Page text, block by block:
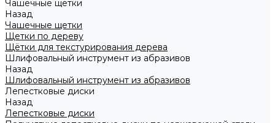
Чашечные щетки
Назад
Чашечные щетки
Щетки по дереву
Щётки для текстурирования дерева
Шлифовальный инструмент из абразивов
Назад
Шлифовальный инструмент из абразивов
Лепестковые диски
Назад
Лепестковые диски